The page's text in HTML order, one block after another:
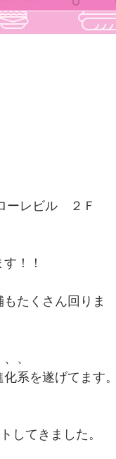
ーレビル ２Ｆ
！！
たくさん回りま
、
系を遂げてます。
してきました。